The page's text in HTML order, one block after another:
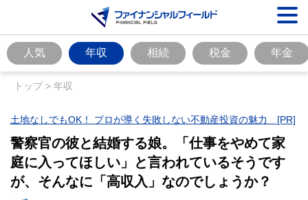
人気 年収 相続 税金 年金
トップ> 年収
土地なしでもOK！ プロが導く失敗しない不動産投資の魅力 [PR]
警察官の彼と結婚する娘。「仕事をやめて家
庭に入ってほしい」と言われているそうです
が、そんなに「高収入」なのでしょうか？